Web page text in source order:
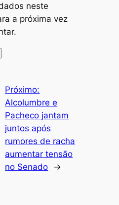
neste
a próxima vez
Próximo:
Alcolumbre e
Pacheco jantam
juntos após
rumores de racha
aumentar tensão
no Senado
→